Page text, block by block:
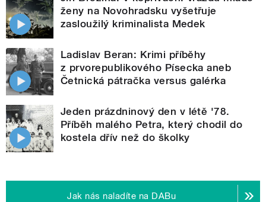
ženy na Novohradsku vyšetřuje
zasloužilý kriminalista Medek
Ladislav Beran: Krimi příběhy
z prvorepublikového Písecka aneb
Četnická pátračka versus galérka
Jeden prázdninový den v létě '78.
Příběh malého Petra, který chodil do
kostela dřív než do školky
Jak nás naladíte na DABu